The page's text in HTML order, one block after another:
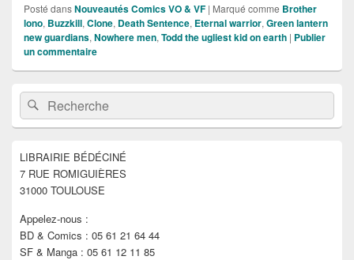
Posté dansNouveautés Comics VO & VF | Marqué comme Brother
lono, Buzzkill, Clone, Death Sentence, Eternal warrior, Green lantern
new guardians, Nowhere men, Todd the ugliest kid on earth | Publier
un commentaire
Zone
principale
de
widget
barre
latérale
Recherche :Rechercher
LIBRAIRIE BÉDÉCINÉ
7 RUE ROMIGUIÈRES
31000 TOULOUSE
Appelez-nous :
BD & Comics : 05 61 21 64 44
SF & Manga : 05 61 12 11 85